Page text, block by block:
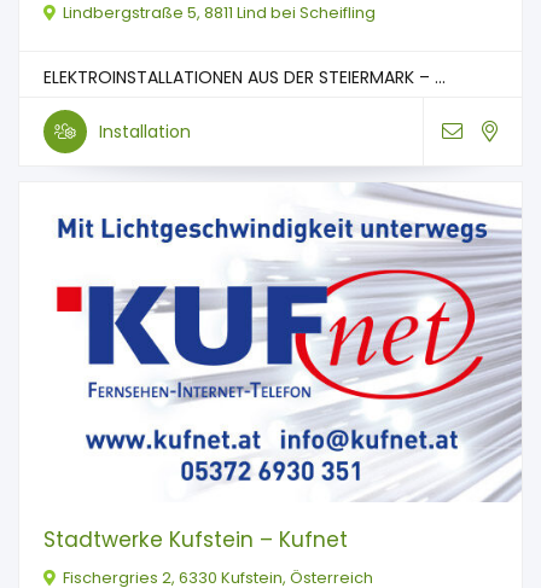
Lindbergstraße 5, 8811 Lind bei Scheifling
ELEKTROINSTALLATIONEN AUS DER STEIERMARK – ...
Installation
Stadtwerke Kufstein – Kufnet
Fischergries 2, 6330 Kufstein, Österreich